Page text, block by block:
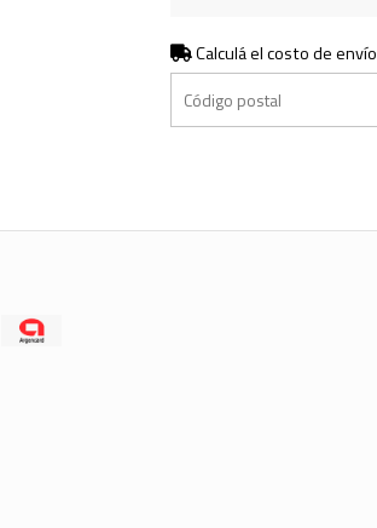
Calculá el costo de envío